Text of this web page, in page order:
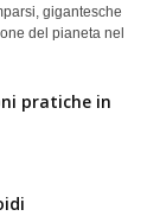
gigantesche
del pianeta nel
pratiche in